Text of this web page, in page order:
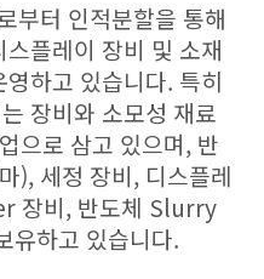
부터 인적분할을 통해
플레이 장비 및 소재
하고 있습니다. 특히
장비와 소모성 재료
으로 삼고 있으며, 반
), 세정 장비, 디스플레
장비, 반도체 Slurry
유하고 있습니다.